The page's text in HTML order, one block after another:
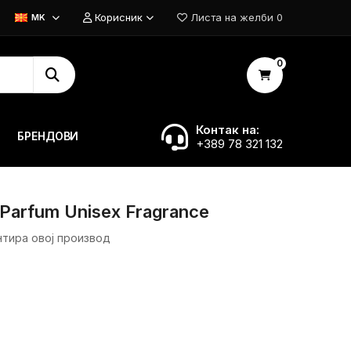
MK Корисник Листа на желби 0
0
БРЕНДОВИ
Контак на:
+389 78 321 132
Unisex Fragrance
овој производ